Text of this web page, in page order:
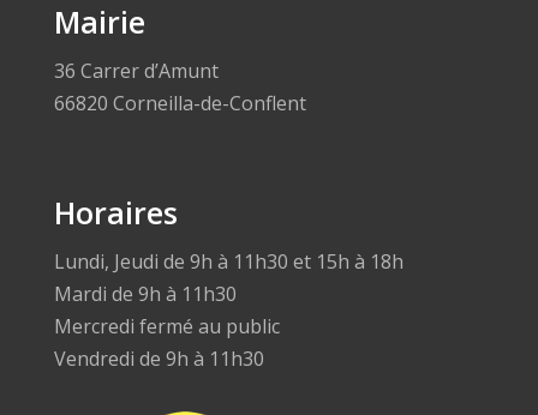
Mairie
36 Carrer d’Amunt
66820 Corneilla-de-Conflent
Horaires
Lundi, Jeudi de 9h à 11h30 et 15h à 18h
Mardi de 9h à 11h30
Mercredi fermé au public
Vendredi de 9h à 11h30